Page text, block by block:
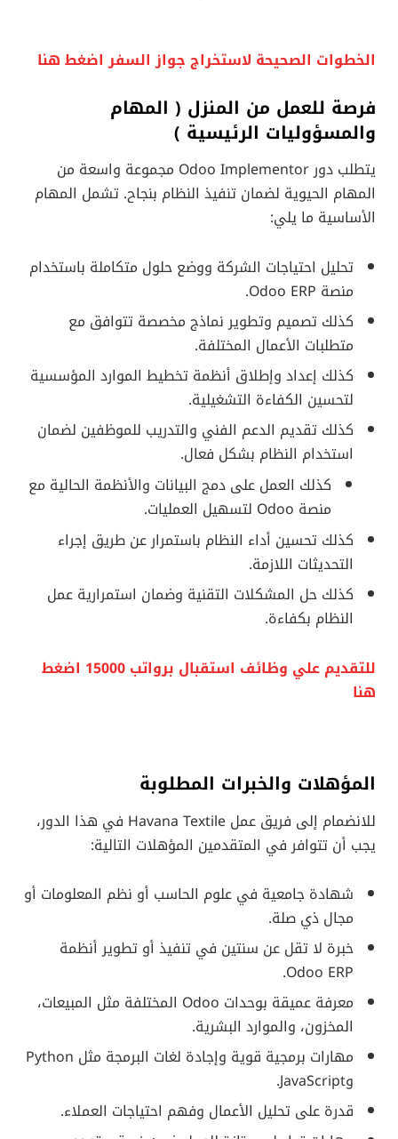
الخطوات الصحيحة لاستخراج جواز السفر اضغط هنا
فرصة للعمل من المنزل ( المهام
والمسؤوليات الرئيسية )
يتطلب دور Odoo Implementor مجموعة واسعة من
المهام الحيوية لضمان تنفيذ النظام بنجاح. تشمل المهام
الأساسية ما يلي:
تحليل احتياجات الشركة ووضع حلول متكاملة باستخدام
منصة Odoo ERP.
كذلك تصميم وتطوير نماذج مخصصة تتوافق مع
متطلبات الأعمال المختلفة.
كذلك إعداد وإطلاق أنظمة تخطيط الموارد المؤسسية
لتحسين الكفاءة التشغيلية.
كذلك تقديم الدعم الفني والتدريب للموظفين لضمان
استخدام النظام بشكل فعال.
كذلك العمل على دمج البيانات والأنظمة الحالية مع
منصة Odoo لتسهيل العمليات.
كذلك تحسين أداء النظام باستمرار عن طريق إجراء
التحديثات اللازمة.
كذلك حل المشكلات التقنية وضمان استمرارية عمل
النظام بكفاءة.
للتقديم علي وظائف استقبال برواتب 15000 اضغط
هنا
المؤهلات والخبرات المطلوبة
للانضمام إلى فريق عمل Havana Textile في هذا الدور،
يجب أن تتوافر في المتقدمين المؤهلات التالية:
شهادة جامعية في علوم الحاسب أو نظم المعلومات أو
مجال ذي صلة.
خبرة لا تقل عن سنتين في تنفيذ أو تطوير أنظمة
Odoo ERP.
معرفة عميقة بوحدات Odoo المختلفة مثل المبيعات،
المخزون، والموارد البشرية.
مهارات برمجية قوية وإجادة لغات البرمجة مثل Python
وJavaScript.
قدرة على تحليل الأعمال وفهم احتياجات العملاء.